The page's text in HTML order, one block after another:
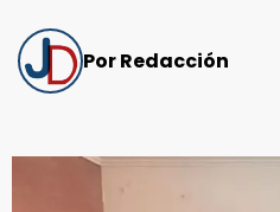
Por Redacción